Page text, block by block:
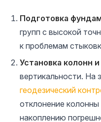
Подготовка
групп с высокой
к проблемам
Установка колонн и
вертикальности. На
геодезический
отклонение колонны
накоплению